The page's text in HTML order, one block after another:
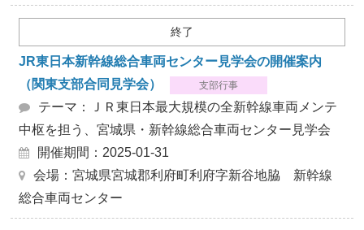
終了
JR東日本新幹線総合車両センター見学会の開催案内
（関東支部合同見学会）
支部行事
テーマ：ＪＲ東日本最大規模の全新幹線車両メンテ
中枢を担う、宮城県・新幹線総合車両センター見学会
開催期間：2025-01-31
会場：宮城県宮城郡利府町利府字新谷地脇 新幹線
総合車両センター